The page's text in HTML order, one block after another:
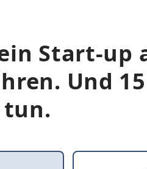
Start-up
Und
tun.